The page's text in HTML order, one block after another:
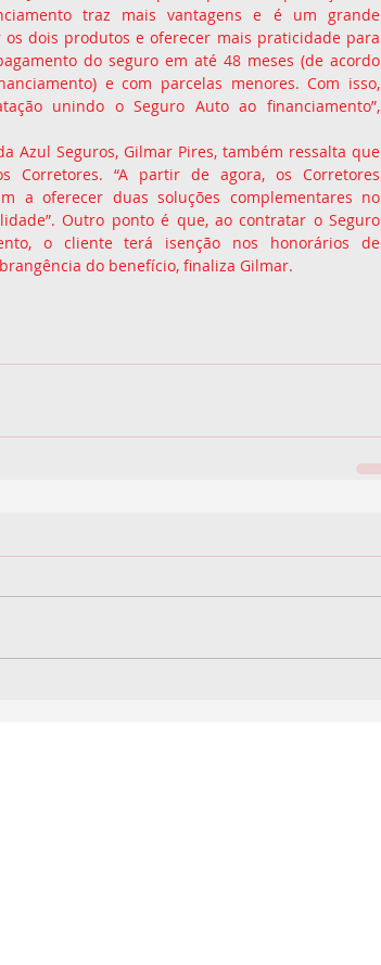
traz mais vantagens e é um grande
dois produtos e oferecer mais praticidade para
do seguro em até 48 meses (de acordo
e com parcelas menores. Com isso,
unindo o Seguro Auto ao financiamento”,
Azul Seguros, Gilmar Pires, também ressalta que
Corretores. “A partir de agora, os Corretores
a oferecer duas soluções complementares no
Outro ponto é que, ao contratar o Seguro
o cliente terá isenção nos honorários de
do benefício, finaliza Gilmar.